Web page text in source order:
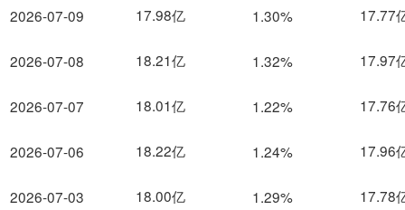
2026-07-09
2026-07-08
2026-07-07
2026-07-06
2026-07-03
17.98亿 1.30% 17.77
18.21亿 1.32% 17.97
18.01亿 1.22% 17.76
18.22亿 1.24% 17.96
18.00亿 1.29% 17.78